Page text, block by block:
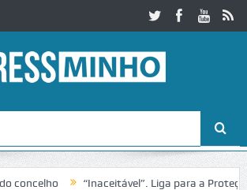
“Inaceitável”. Liga para a Proteção da